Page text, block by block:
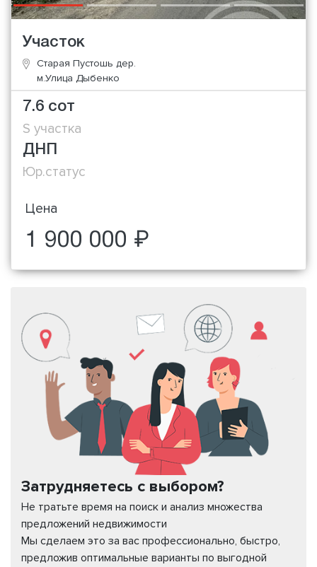
Участок
Старая Пустошь дер.
м.Улица Дыбенко
7.6 сот
S участка
ДНП
Юр.статус
Цена
1 900 000 ₽
Затрудняетесь с выбором?
Не тратьте время на поиск и анализ множества
предложений недвижимости
Мы сделаем это за вас профессионально, быстро,
предложив оптимальные варианты по выгодной